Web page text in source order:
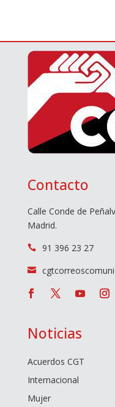
Contacto
Calle Conde de
Madrid.
 91 396 23 27

Noticias
Acuerdos CGT
Internacional
Mujer